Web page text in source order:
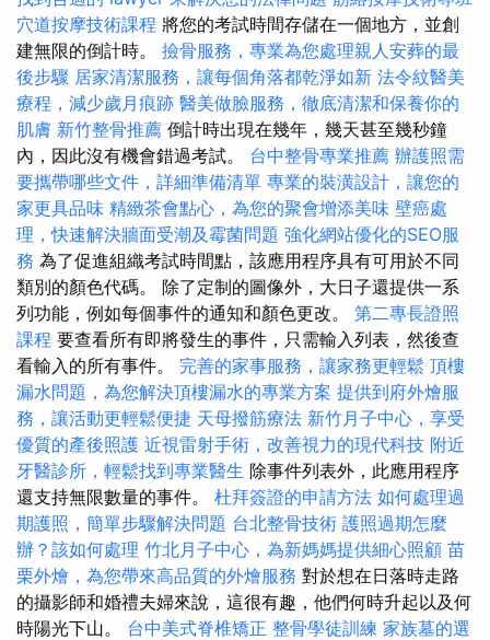
穴道按摩技術課程 將您的考試時間存儲在一個地方，並創
建無限的倒計時。 撿骨服務，專業為您處理親人安葬的最
後步驟 居家清潔服務，讓每個角落都乾淨如新 法令紋醫美
療程，減少歲月痕跡 醫美做臉服務，徹底清潔和保養你的
肌膚 新竹整骨推薦 倒計時出現在幾年，幾天甚至幾秒鐘
內，因此沒有機會錯過考試。 台中整骨專業推薦 辦護照需
要攜帶哪些文件，詳細準備清單 專業的裝潢設計，讓您的
家更具品味 精緻茶會點心，為您的聚會增添美味 壁癌處
理，快速解決牆面受潮及霉菌問題 強化網站優化的SEO服
務 為了促進組織考試時間點，該應用程序具有可用於不同
類別的顏色代碼。 除了定制的圖像外，大日子還提供一系
列功能，例如每個事件的通知和顏色更改。 第二專長證照
課程 要查看所有即將發生的事件，只需輸入列表，然後查
看輸入的所有事件。 完善的家事服務，讓家務更輕鬆 頂樓
漏水問題，為您解決頂樓漏水的專業方案 提供到府外燴服
務，讓活動更輕鬆便捷 天母撥筋療法 新竹月子中心，享受
優質的產後照護 近視雷射手術，改善視力的現代科技 附近
牙醫診所，輕鬆找到專業醫生 除事件列表外，此應用程序
還支持無限數量的事件。 杜拜簽證的申請方法 如何處理過
期護照，簡單步驟解決問題 台北整骨技術 護照過期怎麼
辦？該如何處理 竹北月子中心，為新媽媽提供細心照顧 苗
栗外燴，為您帶來高品質的外燴服務 對於想在日落時走路
的攝影師和婚禮夫婦來說，這很有趣，他們何時升起以及何
時陽光下山。 台中美式脊椎矯正 整骨學徒訓練 家族墓的選